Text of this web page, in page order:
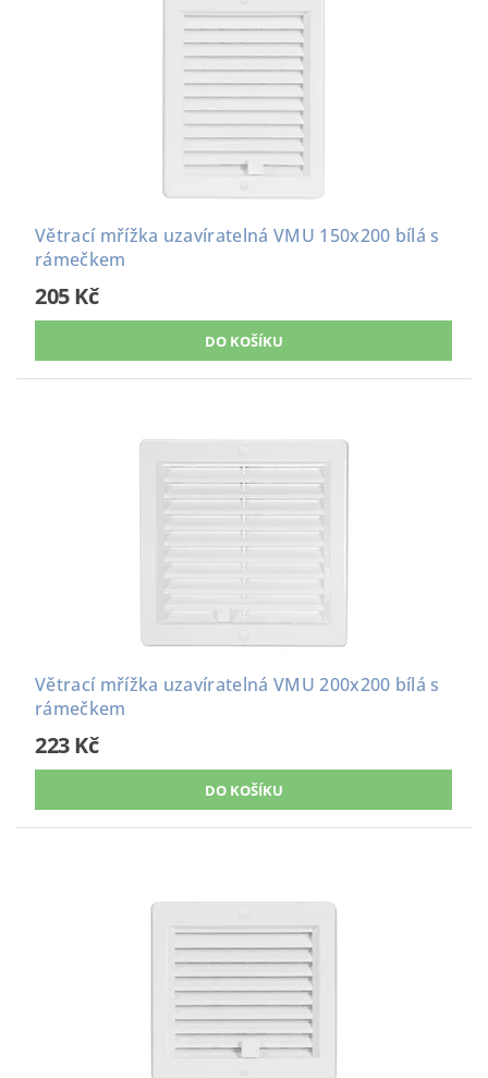
Větrací mřížka uzavíratelná VMU 150x200 bílá s
rámečkem
205 Kč
Větrací mřížka uzavíratelná VMU 200x200 bílá s
rámečkem
223 Kč